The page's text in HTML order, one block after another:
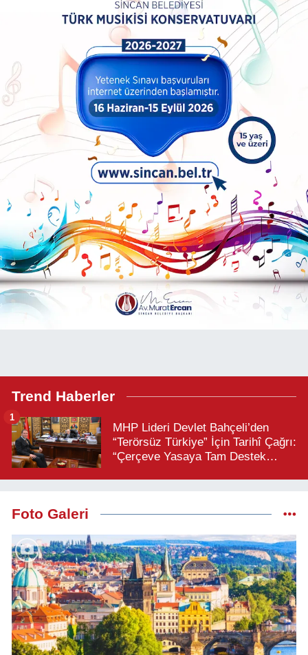
Trend Haberler
MHP Lideri Devlet Bahçeli’den
“Terörsüz Türkiye” İçin Tarihî Çağrı:
“Çerçeve Yasaya Tam Destek
1
Foto Galeri